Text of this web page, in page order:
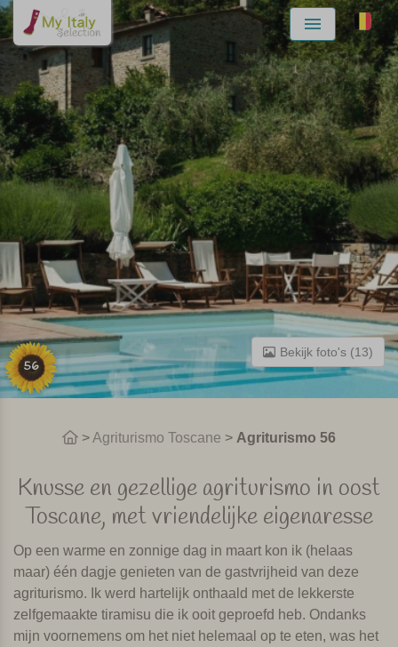
Menu
56
Bekijk foto's (13)
>Agriturismo Toscane > Agriturismo 56
Knusse en gezellige agriturismo in oost
Toscane, met vriendelijke eigenaresse
Op een warme en zonnige dag in maart kon ik (helaas
maar) één dagje genieten van de gastvrijheid van deze
agriturismo. Ik werd hartelijk onthaald met de lekkerste
zelfgemaakte tiramisu die ik ooit geproefd heb. Ondanks
mijn voornemens om het niet helemaal op te eten, was het